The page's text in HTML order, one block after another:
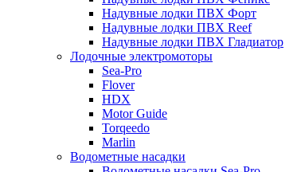
Надувные лодки ПВХ Форт
Надувные лодки ПВХ Reef
Надувные лодки ПВХ Гладиатор
Лодочные электромоторы
Sea-Pro
Flover
HDX
Motor Guide
Torqeedo
Marlin
Водометные насадки